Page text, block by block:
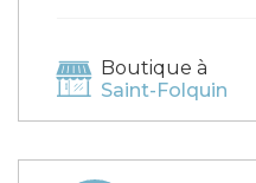
Boutique à
Saint-Folquin